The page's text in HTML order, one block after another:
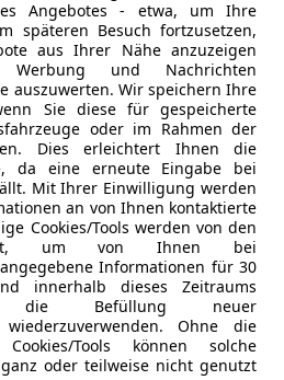
€ 12 700
Angebotes - etwa, um Ihre
späteren Besuch fortzusetzen,
aus Ihrer Nähe anzuzeigen
Werbung und Nachrichten
auszuwerten. Wir speichern Ihre
Sie diese für gespeicherte
oder im Rahmen der
Dies erleichtert Ihnen die
da eine erneute Eingabe bei
Mit Ihrer Einwilligung werden
an von Ihnen kontaktierte
Cookies/Tools werden von den
um von Ihnen bei
Informationen für 30
innerhalb dieses Zeitraums
die Befüllung neuer
wiederzuverwenden. Ohne die
Tools können solche
oder teilweise nicht genutzt